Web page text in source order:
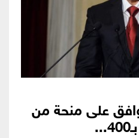
على منحة من